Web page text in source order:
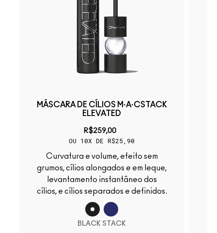
MÁSCARA DE CÍLIOS M·A·CSTACK
ELEVATED
R$259,00
OU 10X DE R$25,90
Curvatura e volume, efeito sem
grumos, cílios alongados e em leque,
levantamento instantâneo dos
cílios, e cílios separados e definidos.
BLACK STACK